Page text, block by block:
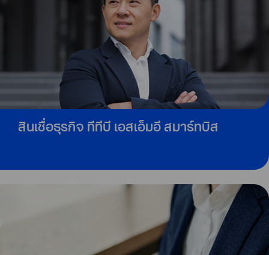
สินเชื่อธุรกิจ ทีทีบี เอสเอ็มอี สมาร์ทบิส